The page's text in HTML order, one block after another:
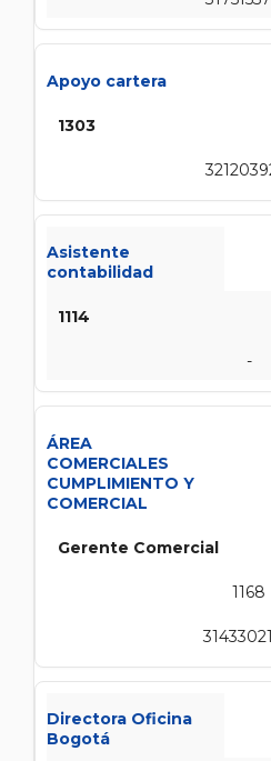
Apoyo cartera
1303
Asistente
contabilidad
1114
-
ÁREA
COMERCIALES
CUMPLIMIENTO Y
COMERCIAL
Gerente Comercial
1168
Directora Oficina
Bogotá